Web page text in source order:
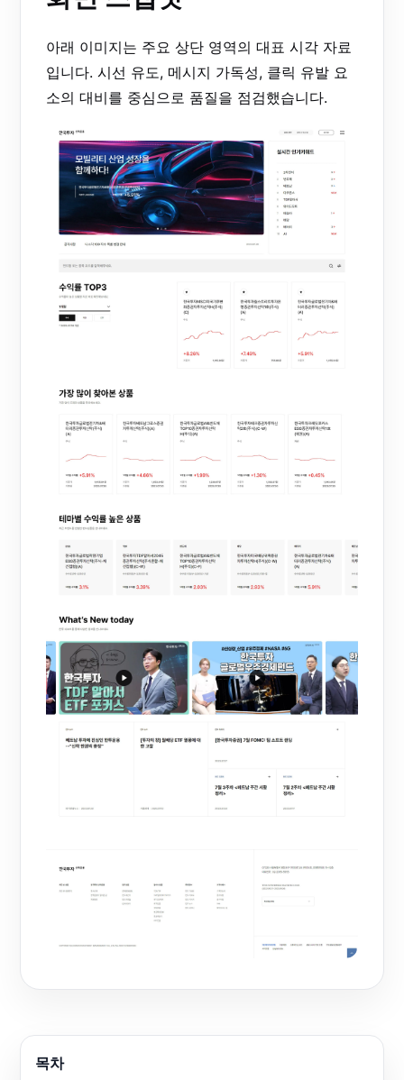
아래 이미지는 주요 상단 영역의 대표 시각 자료
입니다. 시선 유도, 메시지 가독성, 클릭 유발 요
소의 대비를 중심으로 품질을 점검했습니다.
목차